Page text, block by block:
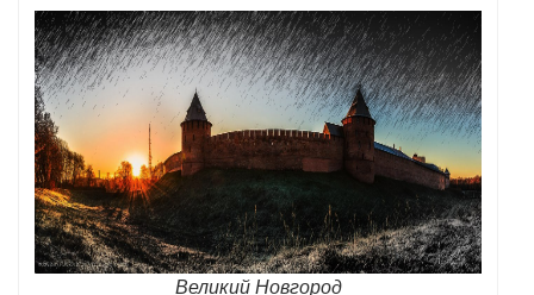
Великий Новгород